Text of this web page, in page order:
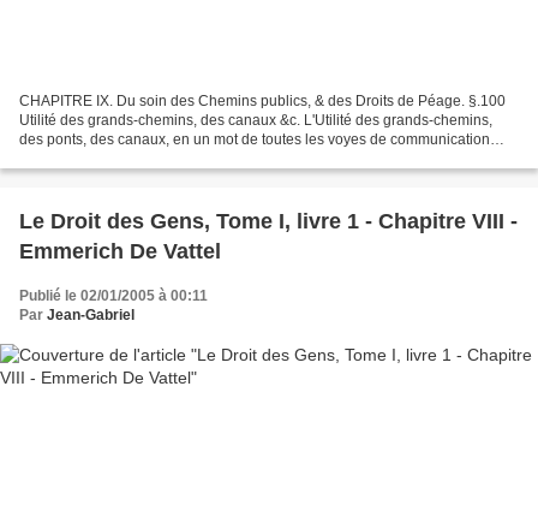
CHAPITRE IX. Du soin des Chemins publics, & des Droits de Péage. §.100
Utilité des grands-chemins, des canaux &c. L'Utilité des grands-chemins,
des ponts, des canaux, en un mot de toutes les voyes de communication
Le Droit des Gens, Tome I, livre 1 - Chapitre VIII -
Emmerich De Vattel
Publié le 02/01/2005 à 00:11
Par Jean-Gabriel